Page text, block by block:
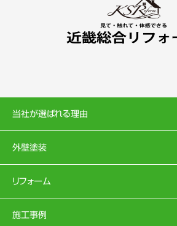
当社が選ばれる理由
外壁塗装
リフォーム
施工事例